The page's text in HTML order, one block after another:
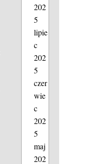
202
5
lipie
c
202
5
czer
wie
c
202
5
maj
202